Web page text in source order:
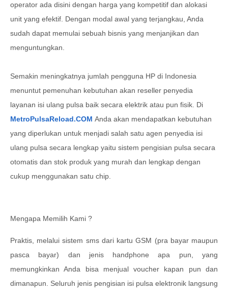
operator ada disini dengan harga yang kompetitif dan alokasi
unit yang efektif. Dengan modal awal yang terjangkau, Anda
sudah dapat memulai sebuah bisnis yang menjanjikan dan
menguntungkan.
Semakin meningkatnya jumlah pengguna HP di Indonesia
menuntut pemenuhan kebutuhan akan reseller penyedia
layanan isi ulang pulsa baik secara elektrik atau pun fisik. Di
MetroPulsaReload.COM Anda akan mendapatkan kebutuhan
yang diperlukan untuk menjadi salah satu agen penyedia isi
ulang pulsa secara lengkap yaitu sistem pengisian pulsa secara
otomatis dan stok produk yang murah dan lengkap dengan
cukup menggunakan satu chip.
Mengapa Memilih Kami ?
Praktis, melalui sistem sms dari kartu GSM (pra bayar maupun
pasca bayar) dan jenis handphone apa pun, yang
memungkinkan Anda bisa menjual voucher kapan pun dan
dimanapun. Seluruh jenis pengisian isi pulsa elektronik langsung